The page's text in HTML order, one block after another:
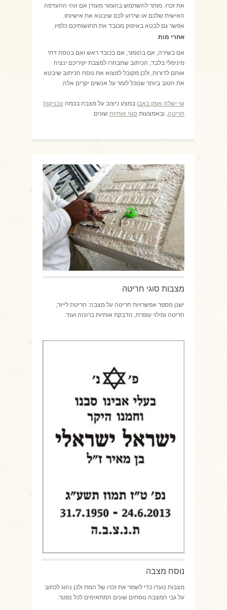
את זכרו. מותר להשתמש בהומור מעודן אם זוהי ההעדפה
האישית שלכם או שידוע לכם שיבטא את אישיותו.
אפשר גם לבטא באיפוק מכובד את תחושותיכם כלפיו.
אחרי מות
אם בשירה, אם בהומור, אם בכובד ראש ואם בנוסח דתי
מינימלי בלבד, הכיתוב שתבחרו למצבת יקיריכם ינציח
אותם לדורות, ולכן מקובל למצוא את נוסח הכיתוב שיבטא
את הטוב ביותר שנוכל לומר על אנשים יקרים אלה.
שי ישלח אומן באבן במצע כיצוב על מצבה בכמה טכניקות
חריטה, ובאמצעות סוגי אותיות שונים.
מצבות סוגי חריטה
ישנן מספר אפשרויות חריטה על מצבה: חריטת לייזר,
חריטה ומילוי עופרת, הדבקת אותיות ברונזה ועוד.
נוסח מצבה
מצבות נועדו כדי לשמר את זכרו של המת ולכן נהוג לכתוב
על גבי המצבה נוסחים שונים המתאימים לכל נפטר.